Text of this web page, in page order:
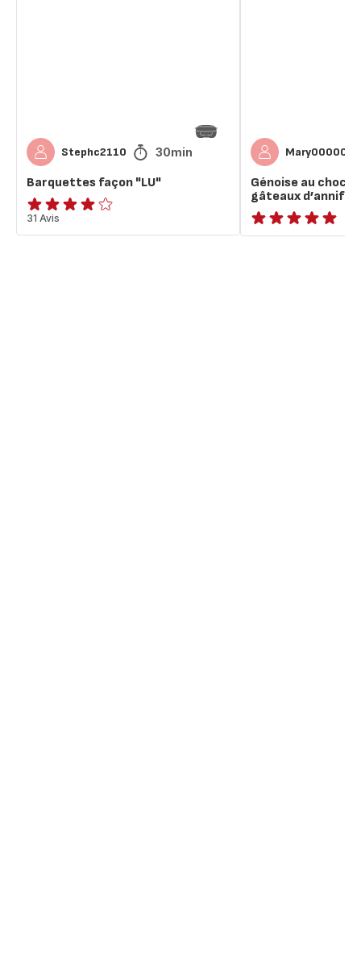
Stephc2110 30min
Barquettes façon "LU"
ratings.3.9
31 Avis
Mary000008
Génoise au
gâteaux d’annif
ratings.NaN